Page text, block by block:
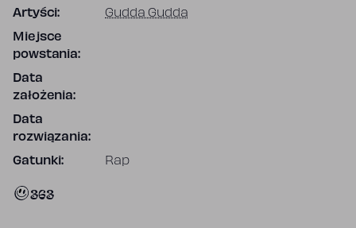
Artyści: Gudda Gudda
Miejsce
powstania:
Data
założenia:
Data
rozwiązania:
Gatunki: Rap
363